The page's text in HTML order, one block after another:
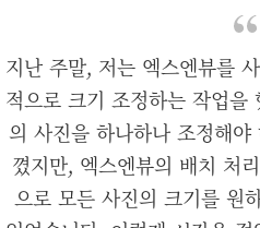
지난 주말, 저는 엑스엔뷰를
적으로 크기 조정하는 작업을
의 사진을 하나하나 조정해
꼈지만, 엑스엔뷰의 배치 처
으로 모든 사진의 크기를 원